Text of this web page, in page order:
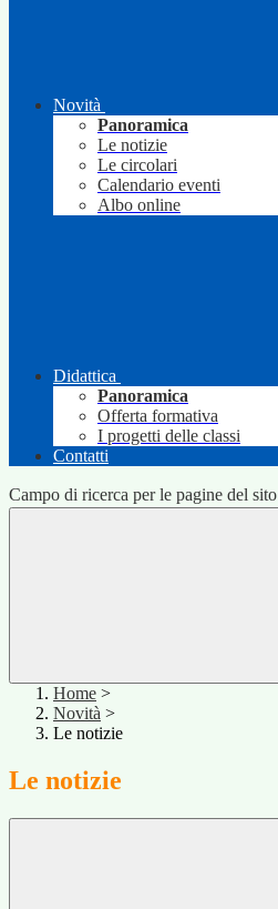
Novità
Panoramica
Le notizie
Le circolari
Calendario eventi
Albo online
Didattica
Panoramica
Offerta formativa
I progetti delle classi
Contatti
Campo di ricerca per le pagine del sito
Home >
Novità >
Le notizie
Le notizie